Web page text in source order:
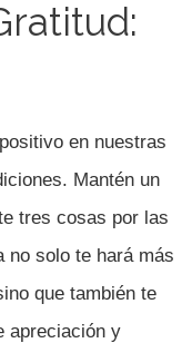
en nuestras
Mantén un
tres cosas por las
no solo te hará más
que también te
apreciación y